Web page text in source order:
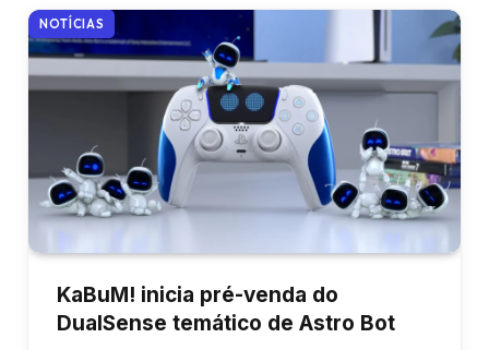
NOTÍCIAS
KaBuM! inicia pré-venda do
DualSense temático de Astro Bot